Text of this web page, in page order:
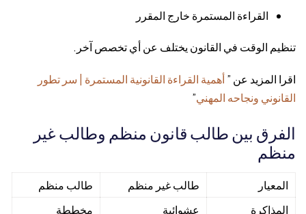
القراءة المستمرة خارج المقرر
تنظيم الوقت في القانون يختلف عن أي تخصص آخر.
اقرا المزيد عن ”أهمية القراءة القانونية المستمرة | سر تطور
القانوني ونجاحه المهني ”
الفرق بين طالب قانون منظم وطالب غير
منظم
المعيار طالب غير منظم
طالب منظم
المذاكرة
عشوائية
مخططة